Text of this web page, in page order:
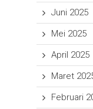
Juni 2025
Mei 2025
April 2025
Maret
Februari